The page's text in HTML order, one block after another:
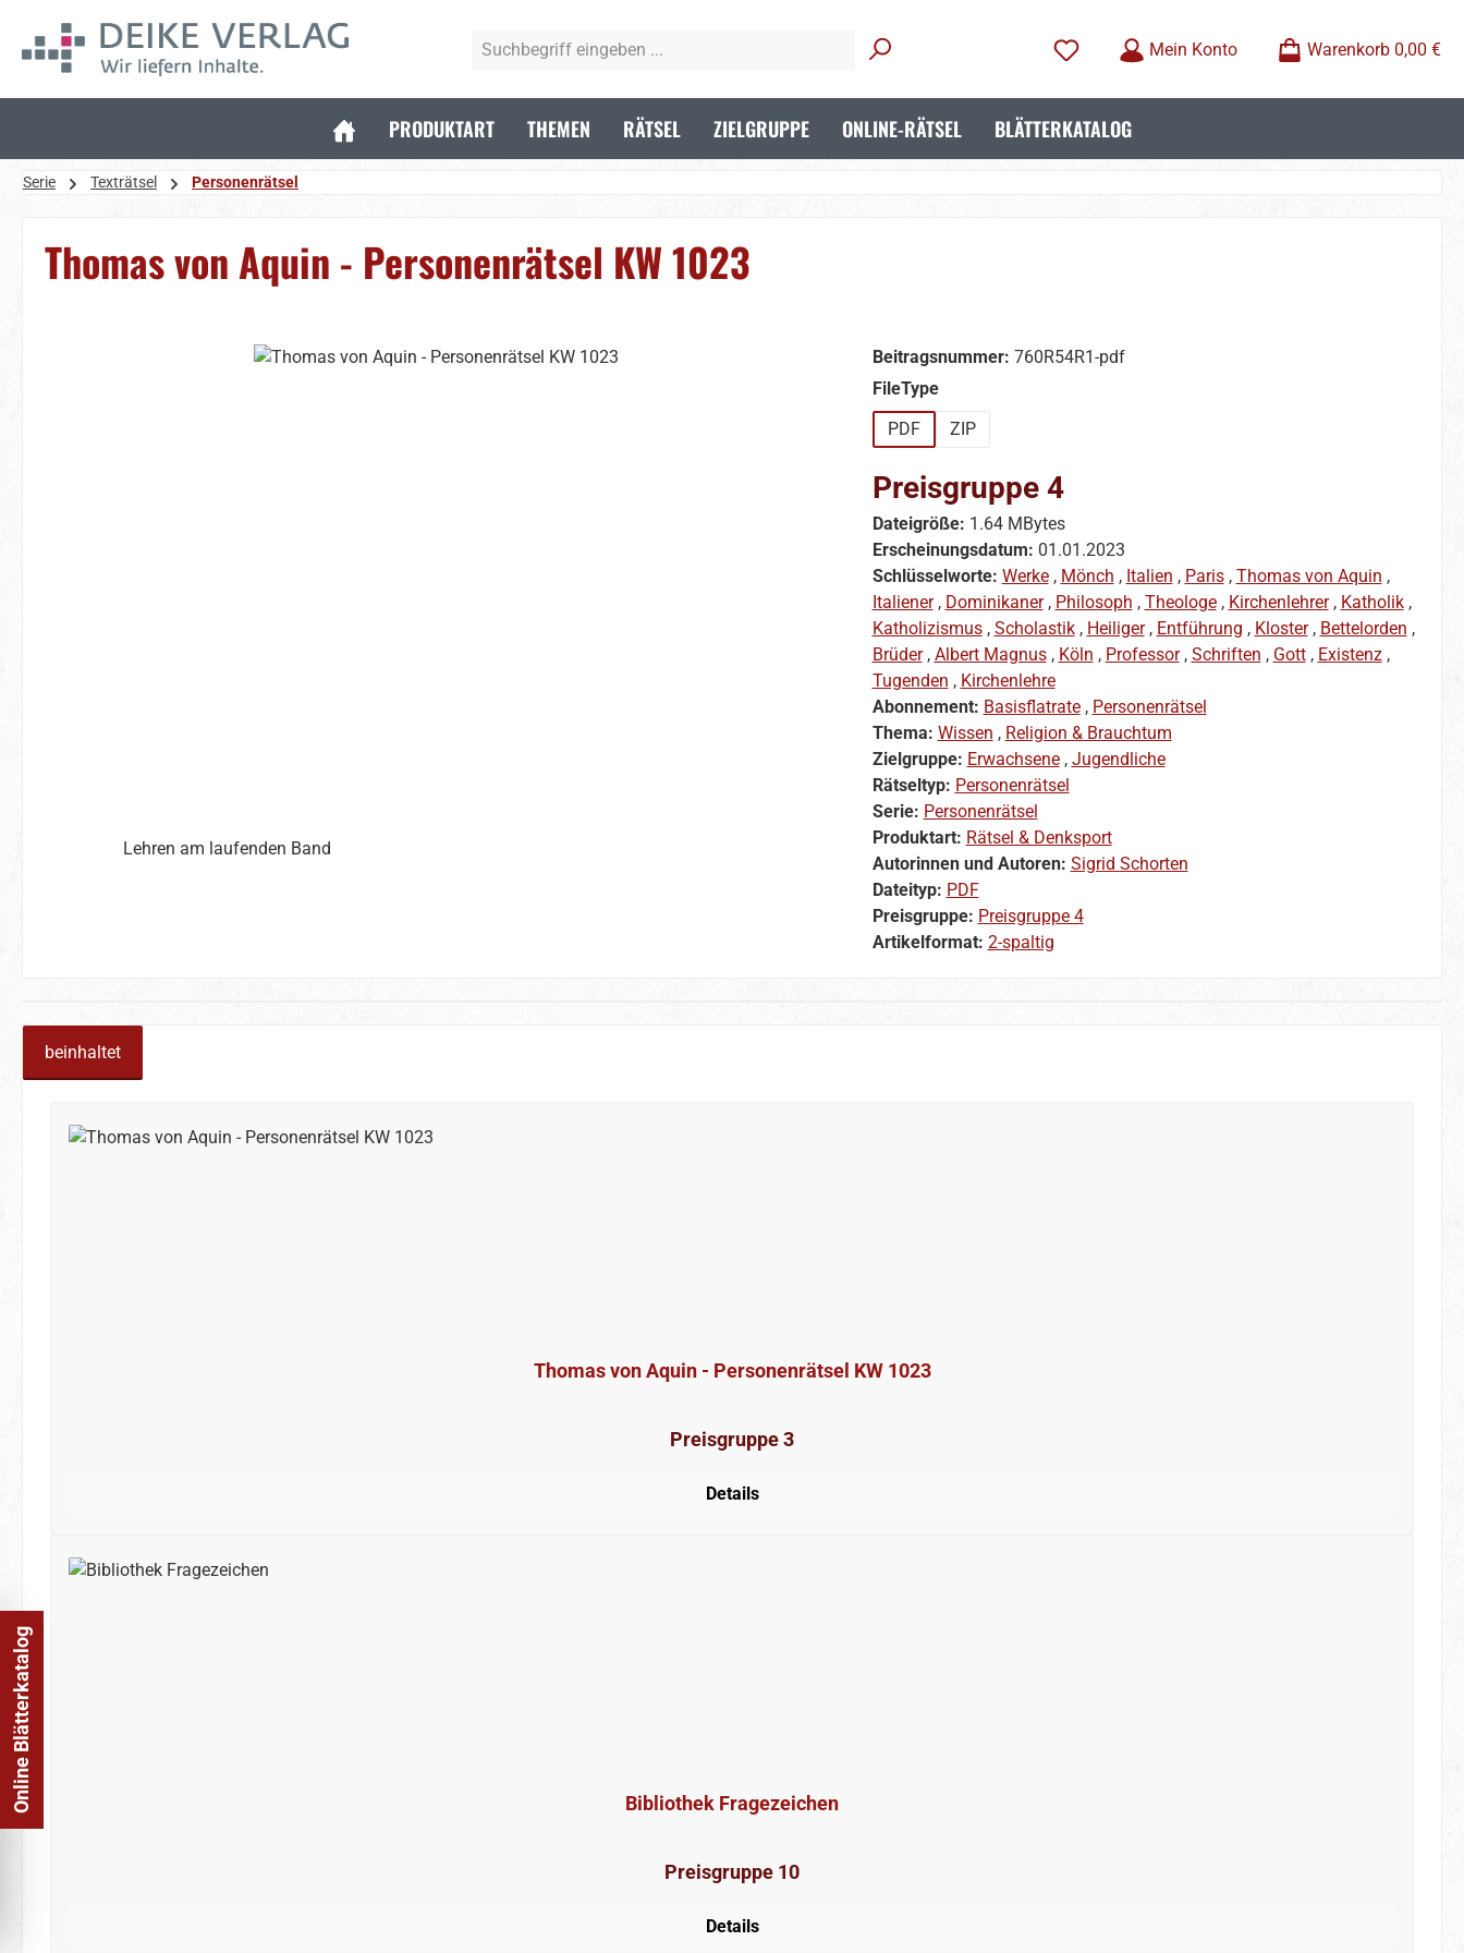
Hauptinhalt springen
Zur Suche springen
Zur Hauptnavigation springen
Mein Konto
Warenkorb 0,00 €
PRODUKTART THEMEN RÄTSEL ZIELGRUPPE ONLINE-RÄTSEL BLÄTTERKATALOG
Serie Texträtsel Personenrätsel
Thomas von Aquin - Personenrätsel KW 1023
Lehren am laufenden Band
Beitragsnummer: 760R54R1-pdf
FileTypeauswählen
PDF
ZIP
Preisgruppe 4
Dateigröße: 1.64 MBytes
Erscheinungsdatum: 01.01.2023
Schlüsselworte: Werke, Mönch , Italien , Paris, Thomas von Aquin ,
Italiener, Dominikaner, Philosoph , Theologe, Kirchenlehrer, Katholik,
Katholizismus, Scholastik, Heiliger, Entführung , Kloster, Bettelorden ,
Brüder, Albert Magnus, Köln , Professor, Schriften , Gott, Existenz,
Tugenden , Kirchenlehre
Abonnement: Basisflatrate, Personenrätsel
Thema: Wissen , Religion & Brauchtum
Zielgruppe: Erwachsene, Jugendliche
Rätseltyp: Personenrätsel
Serie: Personenrätsel
Produktart: Rätsel & Denksport
Autorinnen und Autoren: Sigrid Schorten
Dateityp: PDF
Preisgruppe: Preisgruppe 4
Artikelformat: 2-spaltig
beinhaltet
Thomas von Aquin - Personenrätsel KW 1023
Preisgruppe 3
Details
Bibliothek Fragezeichen
Preisgruppe 10
Details
Online Blätterkatalog